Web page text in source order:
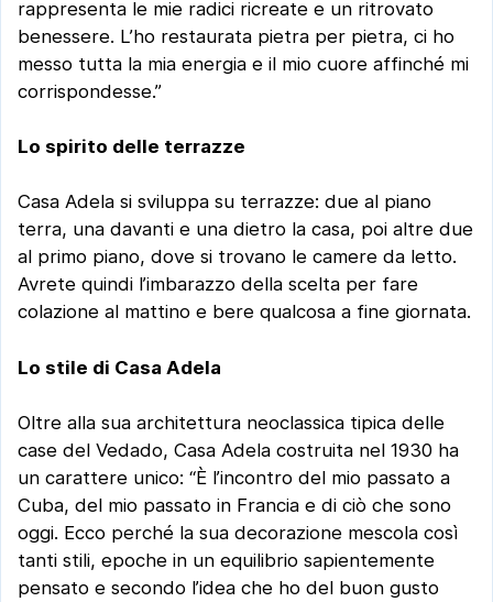
rappresenta le mie radici ricreate e un ritrovato
benessere. L’ho restaurata pietra per pietra, ci ho
messo tutta la mia energia e il mio cuore affinché mi
corrispondesse.”
Lo spirito delle terrazze
Casa Adela si sviluppa su terrazze: due al piano
terra, una davanti e una dietro la casa, poi altre due
al primo piano, dove si trovano le camere da letto.
Avrete quindi l’imbarazzo della scelta per fare
colazione al mattino e bere qualcosa a fine giornata.
Lo stile di Casa Adela
Oltre alla sua architettura neoclassica tipica delle
case del Vedado, Casa Adela costruita nel 1930 ha
un carattere unico: “È l’incontro del mio passato a
Cuba, del mio passato in Francia e di ciò che sono
oggi. Ecco perché la sua decorazione mescola così
tanti stili, epoche in un equilibrio sapientemente
pensato e secondo l’idea che ho del buon gusto